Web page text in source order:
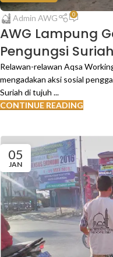
Admin AWG 0
AWG Lampung
Pengungsi Suriah
Relawan-relawan Aqsa
mengadakan aksi sosial
Suriah di tujuh ...
CONTINUE READING
05
JAN